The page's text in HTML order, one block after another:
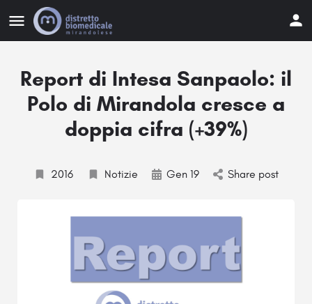
Report di Intesa Sanpaolo: il
Polo di Mirandola cresce a
doppia cifra (+39%)
2016 Notizie Gen 19 Share post